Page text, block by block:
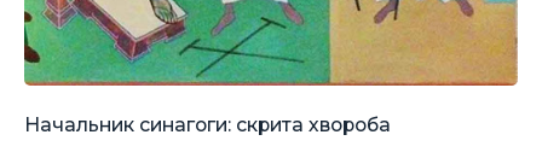
Начальник синагоги: скрита хвороба